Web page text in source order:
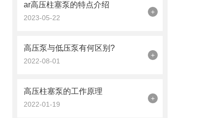
ar高压柱塞泵的特点介绍
2023-05-22
+
高压泵与低压泵有何区别?
2022-08-01
+
高压柱塞泵的工作原理
2022-01-19
+